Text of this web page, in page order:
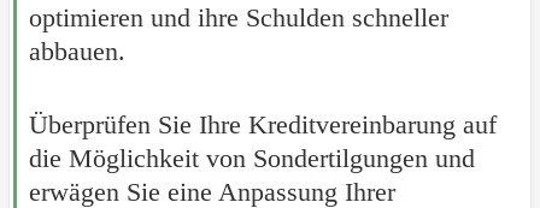
optimieren und ihre Schulden schneller
abbauen.
Überprüfen Sie Ihre Kreditvereinbarung auf
die Möglichkeit von Sondertilgungen und
erwägen Sie eine Anpassung Ihrer